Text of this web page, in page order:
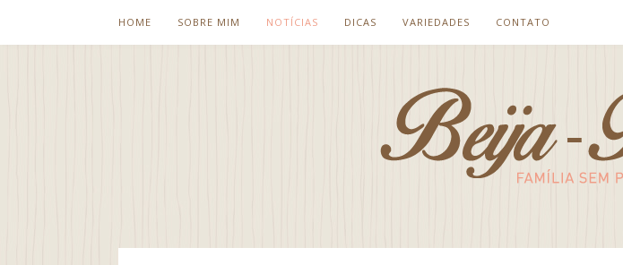
HOME SOBRE MIM NOTÍCIAS DICAS VARIEDADES CONTATO